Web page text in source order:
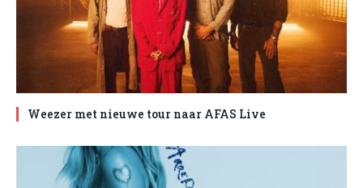
Weezer met nieuwe tour naar AFAS Live